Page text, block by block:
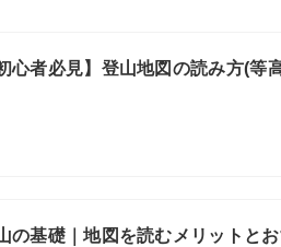
初心者必見】登山地図の読み方(等
の基礎｜地図を読むメリットと